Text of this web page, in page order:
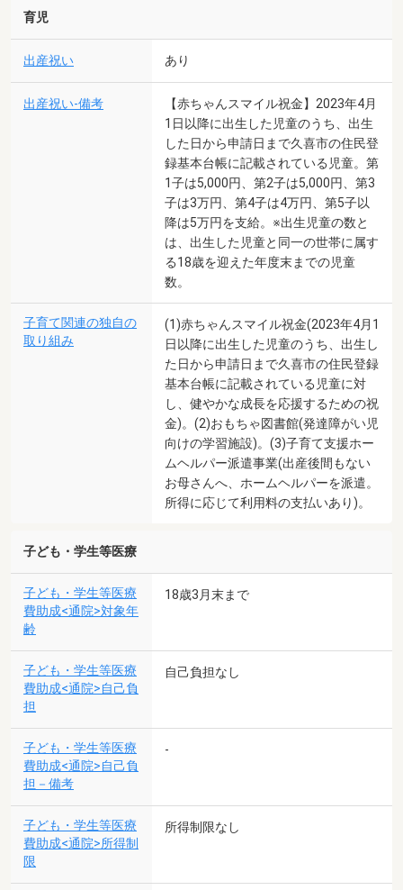
育児
出産祝い あり
出産祝い-備考
【赤ちゃんスマイル祝金】2023年4月
1日以降に出生した児童のうち、出生
した日から申請日まで久喜市の住民登
録基本台帳に記載されている児童。第
1子は5,000円、第2子は5,000円、第3
子は3万円、第4子は4万円、第5子以
降は5万円を支給。※出生児童の数と
は、出生した児童と同一の世帯に属す
る18歳を迎えた年度末までの児童
数。
子育て関連の独自の
取り組み
(1)赤ちゃんスマイル祝金(2023年4月1
日以降に出生した児童のうち、出生し
た日から申請日まで久喜市の住民登録
基本台帳に記載されている児童に対
し、健やかな成長を応援するための祝
金)。(2)おもちゃ図書館(発達障がい児
向けの学習施設)。(3)子育て支援ホー
ムヘルパー派遣事業(出産後間もない
お母さんへ、ホームヘルパーを派遣。
所得に応じて利用料の支払いあり)。
子ども・学生等医療
子ども・学生等医療
費助成<通院>対象年
齢
18歳3月末まで
子ども・学生等医療
費助成<通院>自己負
担
自己負担なし
子ども・学生等医療
費助成<通院>自己負
担－備考
-
子ども・学生等医療
費助成<通院>所得制
限
所得制限なし